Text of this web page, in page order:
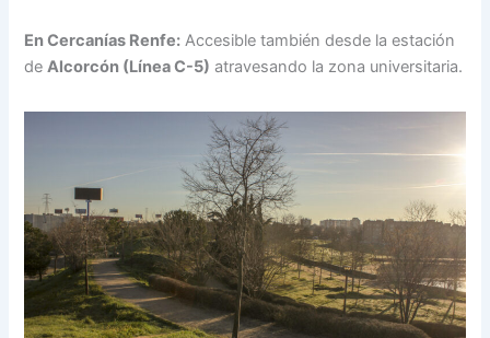
En Cercanías Renfe: Accesible también desde la estación
deAlcorcón (Línea C-5) atravesando la zona universitaria.